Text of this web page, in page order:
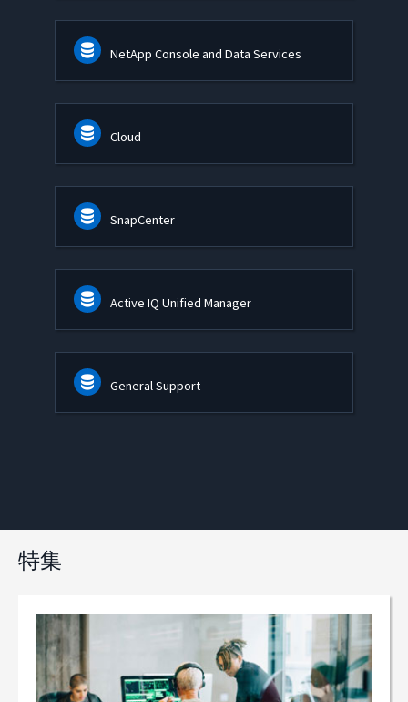
NetApp Console and Data Services
Cloud
SnapCenter
Active IQ Unified Manager
General Support
特集